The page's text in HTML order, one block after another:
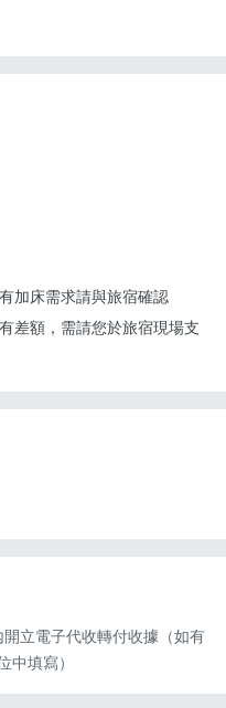
加床需求請與旅宿確認
差額，需請您於旅宿現場支
立電子代收轉付收據（如有
中填寫）